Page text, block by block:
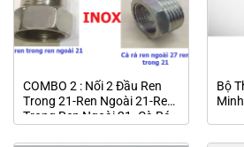
COMBO 2 : Nối 2 Đầu Ren
Trong 21-Ren Ngoài 21-Ren
Trong Ren Ngoài 21- Cà Rá
Bộ